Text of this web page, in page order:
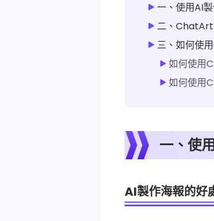
一、使用AI
二、
三、如何使
如何使用
如何使用
一、使
AI製作海報的好